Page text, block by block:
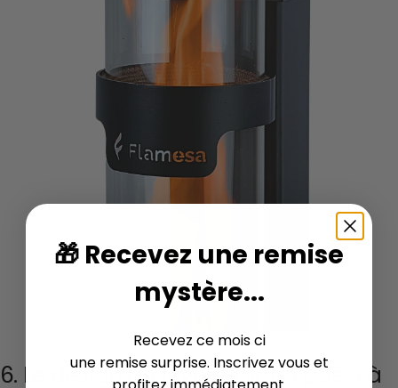
6. Le design de rêve de votre poêle à
🎁 Recevez une remise
mystère...
Recevez ce mois ci
une remise surprise. Inscrivez vous et